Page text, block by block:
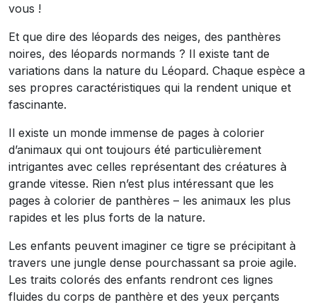
vous !
Et que dire des léopards des neiges, des panthères
noires, des léopards normands ? Il existe tant de
variations dans la nature du Léopard. Chaque espèce a
ses propres caractéristiques qui la rendent unique et
fascinante.
Il existe un monde immense de pages à colorier
d’animaux qui ont toujours été particulièrement
intrigantes avec celles représentant des créatures à
grande vitesse. Rien n’est plus intéressant que les
pages à colorier de panthères – les animaux les plus
rapides et les plus forts de la nature.
Les enfants peuvent imaginer ce tigre se précipitant à
travers une jungle dense pourchassant sa proie agile.
Les traits colorés des enfants rendront ces lignes
fluides du corps de panthère et des yeux perçants